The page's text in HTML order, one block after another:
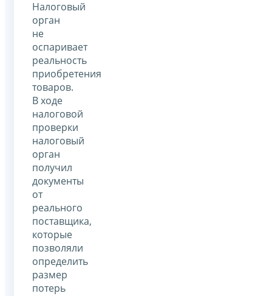
Налоговый
орган
не
оспаривает
реальность
приобретения
товаров.
В ходе
налоговой
проверки
налоговый
орган
получил
документы
от
реального
поставщика,
которые
позволяли
определить
размер
потерь